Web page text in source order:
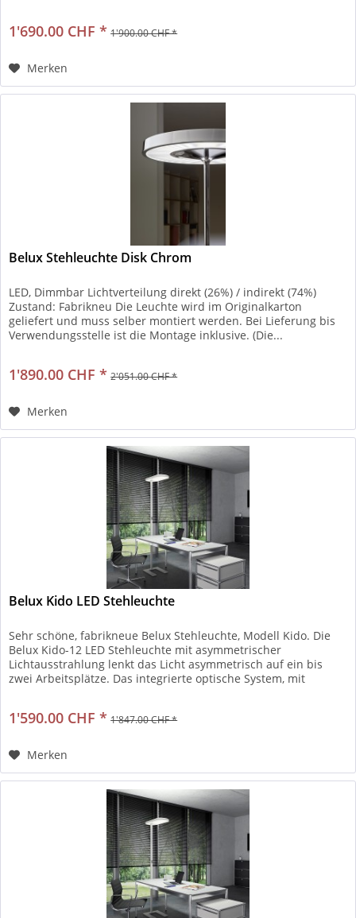
1'690.00 CHF * 1'900.00 CHF *
Merken
Belux Stehleuchte Disk Chrom
LED, Dimmbar Lichtverteilung direkt (26%) / indirekt (74%)
Zustand: Fabrikneu Die Leuchte wird im Originalkarton
geliefert und muss selber montiert werden. Bei Lieferung bis
Verwendungsstelle ist die Montage inklusive. (Die...
1'890.00 CHF * 2'051.00 CHF *
Merken
Belux Kido LED Stehleuchte
Sehr schöne, fabrikneue Belux Stehleuchte, Modell Kido. Die
Belux Kido-12 LED Stehleuchte mit asymmetrischer
Lichtausstrahlung lenkt das Licht asymmetrisch auf ein bis
zwei Arbeitsplätze. Das integrierte optische System, mit
1'590.00 CHF * 1'847.00 CHF *
Merken